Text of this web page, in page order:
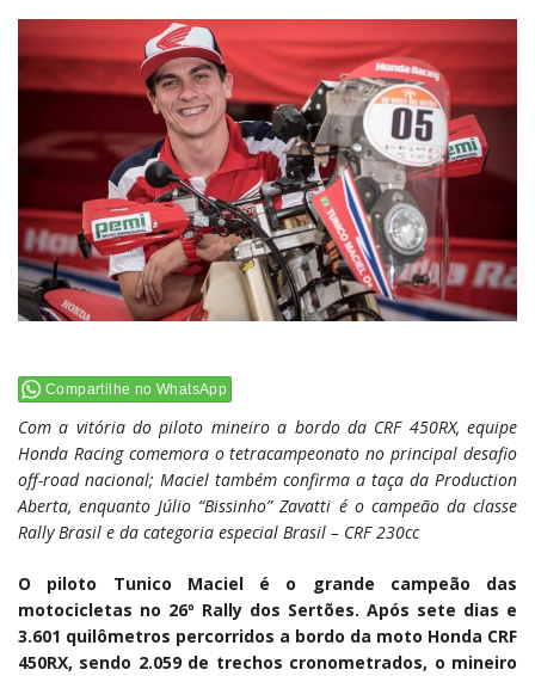
Compartilhe no WhatsApp
Com a vitória do piloto mineiro a bordo da CRF 450RX, equipe
Honda Racing comemora o tetracampeonato no principal desafio
off-road nacional; Maciel também confirma a taça da Production
Aberta, enquanto Júlio “Bissinho” Zavatti é o campeão da classe
Rally Brasil e da categoria especial Brasil – CRF 230cc
O piloto Tunico Maciel é o grande campeão das
motocicletas no 26º Rally dos Sertões. Após sete dias e
3.601 quilômetros percorridos a bordo da moto Honda CRF
450RX, sendo 2.059 de trechos cronometrados, o mineiro